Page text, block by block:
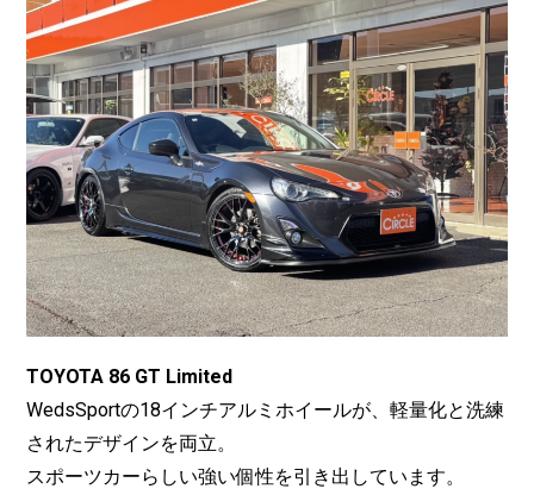
TOYOTA 86 GT Limited
WedsSportの18インチアルミホイールが、軽量化と洗練
されたデザインを両立。
スポーツカーらしい強い個性を引き出しています。